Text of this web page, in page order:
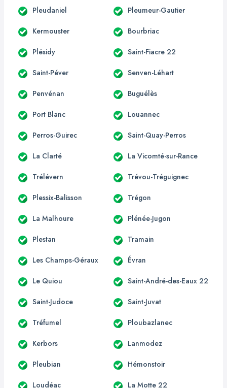
Pleudaniel Pleumeur-Gautier
Kermouster Bourbriac
Plésidy Saint-Fiacre 22
Saint-Péver Senven-Léhart
Penvénan Buguélès
Port Blanc Louannec
Perros-Guirec Saint-Quay-Perros
La Clarté La Vicomté-sur-Rance
Trélévern Trévou-Tréguignec
Plessix-Balisson Trégon
La Malhoure Plénée-Jugon
Plestan Tramain
Les Champs-Géraux Évran
Le Quiou Saint-André-des-Eaux 22
Saint-Judoce Saint-Juvat
Tréfumel Ploubazlanec
Kerbors Lanmodez
Pleubian Hémonstoir
Loudéac La Motte 22